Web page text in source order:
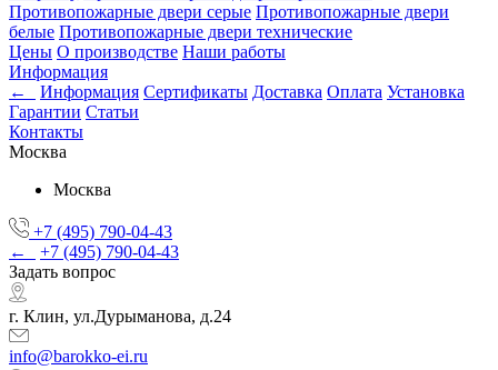
Противопожарные двери серые Противопожарные двери
белые Противопожарные двери технические
Цены О производстве Наши работы
Информация
←
Информация Сертификаты Доставка Оплата Установка
Гарантии Статьи
Контакты
Москва
Москва
+7 (495) 790-04-43
←
+7 (495) 790-04-43
Задать вопрос
г. Клин, ул.Дурыманова, д.24
info@barokko-ei.ru